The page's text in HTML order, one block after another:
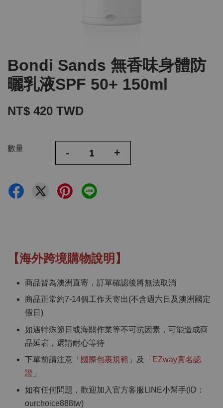
Bondi Sands 無香味身體防
曬乳液SPF 50+ 150ml
NT$ 420 TWD
數量 - +
【海外跨境購物說明】
商品皆為澳洲直寄，訂單確認後將無法取消
商品正常約7-14個工作天寄出(不含週六日及澳洲國定
假日)
如遇特殊節日或海關作業等不可抗因素，可能造成商
品延宕，還請耐心等待
下單前請注意「 國際包裹規範 」及「 EZway實名認
證 」
如有任何問題，歡迎加入官方客服LINE小幫手(ID：
ourchoice888tw)